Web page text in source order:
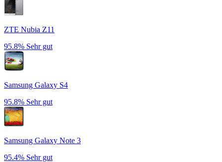
ZTE Nubia Z11
95.8% Sehr gut
Samsung Galaxy S4
95.8% Sehr gut
Samsung Galaxy Note 3
95.4% Sehr gut